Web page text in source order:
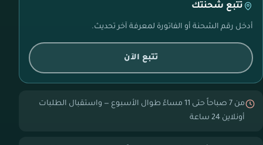
تتبع شحنتك
أدخل رقم الشحنة أو الفاتورة لمعرفة آخر تحديث.
تتبع الآن
من 7 صباحاً حتى 11 مساءً طوال الأسبوع — واستقبال الطلبات
أونلاين 24 ساعة